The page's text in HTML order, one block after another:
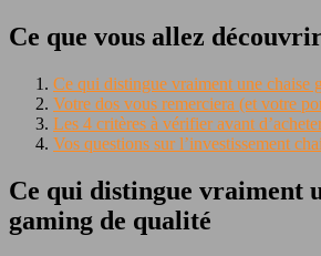
Ce que vous allez
Ce qui distingue vraiment une chaise
Votre dos vous remerciera (et votre
Les 4 critères à vérifier avant
Vos questions sur l’investissement
Ce qui distingue vraiment
gaming de qualité